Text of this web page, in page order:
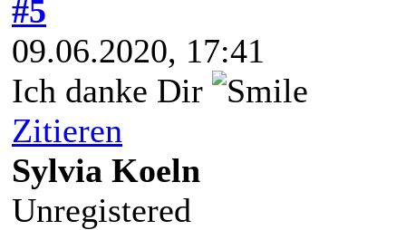
#5
09.06.2020, 17:41
Ich danke Dir
Zitieren
Sylvia Koeln
Unregistered